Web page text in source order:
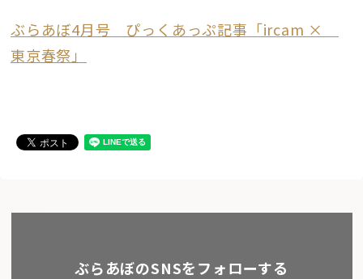
ぶらあぼ4月号 ぴっくあっぷ記事「ircam ×
東京春祭」
ぶらあぼのSNSをフォローする